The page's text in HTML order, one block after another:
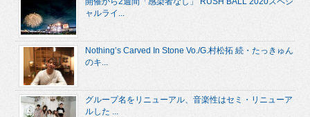
ャルライ...
Nothing’s Carved In Stone Vo./G.村松拓 続・たっきゅん
のキ...
グループ名をリニューアル、音楽性はセミ・リニューア
ルした ...